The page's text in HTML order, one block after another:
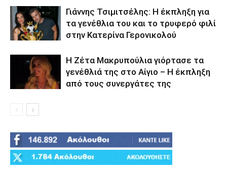
Γιάννης Τσιμιτσέλης: Η έκπληξη για
τα γενέθλια του και το τρυφερό φιλί
στην Κατερίνα Γερονικολού
Η Ζέτα Μακρυπούλια γιόρτασε τα
γενέθλιά της στο Αίγιο – Η έκπληξη
από τους συνεργάτες της